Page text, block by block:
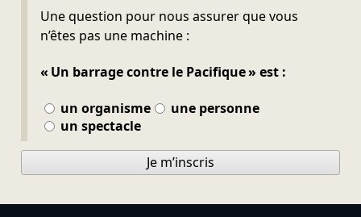
Une question pour nous assurer que vous
n’êtes pas une machine :
« Un barrage contre le Pacifique » est :
un organisme
une personne
un spectacle
Ne pas remplir
Je m’inscris